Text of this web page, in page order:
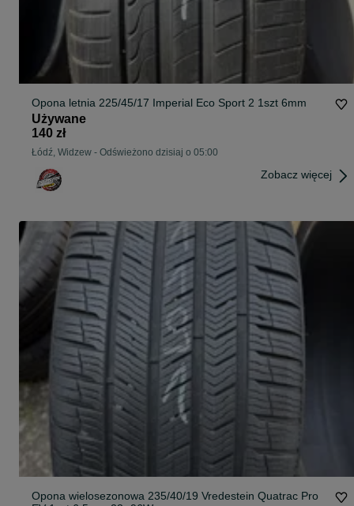
Opona letnia 225/45/17 Imperial Eco Sport 2 1szt 6mm
Używane
140 zł
Łódź, Widzew - Odświeżono dzisiaj o 05:00
Zobacz więcej
Opona wielosezonowa 235/40/19 Vredestein Quatrac Pro